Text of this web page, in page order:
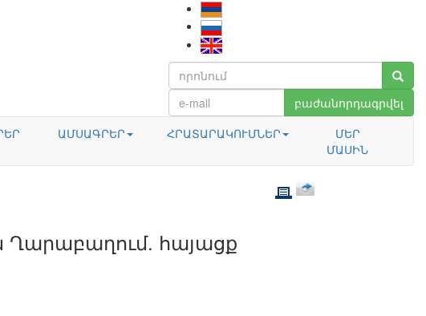
բաժանորդագրվել
ԱՄՍԱԳՐԵՐ ՀՐԱՏԱՐԱԿՈՒՄՆԵՐ
ՄԵՐ
ՄԱՍԻՆ
Ղարաբաղում. հայացք